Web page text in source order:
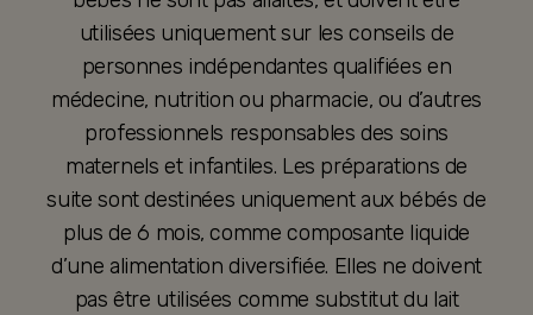
utilisées uniquement sur les conseils de
personnes indépendantes qualifiées en
médecine, nutrition ou pharmacie, ou d’autres
professionnels responsables des soins
maternels et infantiles. Les préparations de
suite sont destinées uniquement aux bébés de
plus de 6 mois, comme composante liquide
d’une alimentation diversifiée. Elles ne doivent
pas être utilisées comme substitut du lait